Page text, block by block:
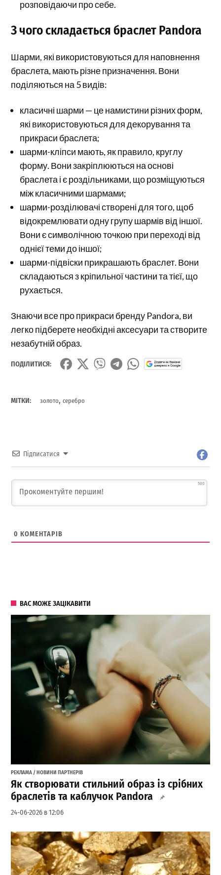
розповідаючи про себе.
З чого складається браслет Pandora
Шарми, які використовуються для наповнення
браслета, мають різне призначення. Вони
поділяються на 5 видів:
класичні шарми — це намистини різних форм,
які використовуються для декорування та
прикраси браслета;
шарми-кліпси мають, як правило, круглу
форму. Вони закріплюються на основі
браслета і є роздільниками, що розміщуються
між класичними шармами;
шарми-розділювачі створені для того, щоб
відокремлювати одну групу шармів від іншої.
Вони є символічною точкою при переході від
однієї теми до іншої;
шарми-підвіски прикрашають браслет. Вони
складаються з кріпильної частини та тієї, що
рухається.
Знаючи все про прикраси бренду Pandora, ви
легко підберете необхідні аксесуари та створите
незабутній образ.
ПОДІЛИТИСЯ:
МІТКИ: золото,серебро
Підписатися
500
0 КОМЕНТАРІВ
ВАС МОЖЕ ЗАЦІКАВИТИ
РЕКЛАМА / НОВИНИ ПАРТНЕРІВ
Як створювати стильний образ із срібних
браслетів та каблучок Pandora
24-06-2026 в 12:06